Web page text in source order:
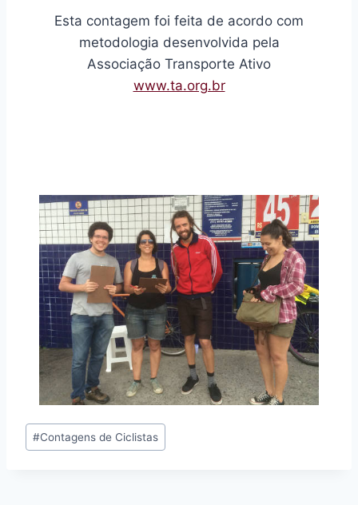
Esta contagem foi feita de acordo com
metodologia desenvolvida pela
Associação Transporte Ativo
www.ta.org.br
Tags
do
#Contagens de Ciclistas